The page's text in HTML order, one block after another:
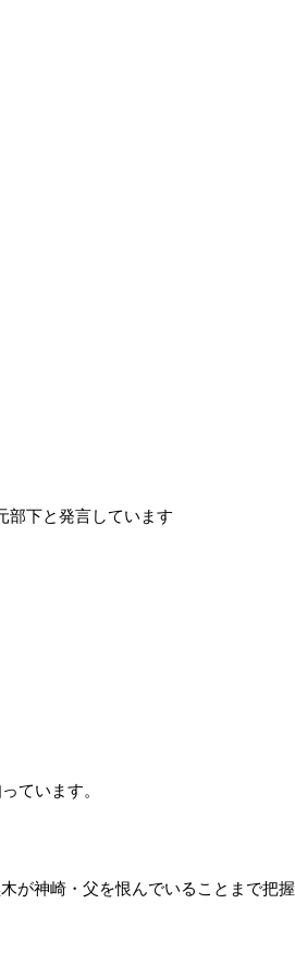
部下と発言しています
ています。
が神崎・父を恨んでいることまで把握